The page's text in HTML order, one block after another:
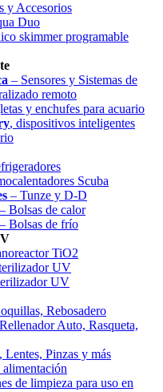
y Accesorios
Duo
skimmer programable
– Sensores y Sistemas de
remoto
y enchufes para acuario
, dispositivos inteligentes
Scuba
– Tunze y D-D
– Bolsas de calor
– Bolsas de frío
TiO2
UV
UV
Rebosadero
Auto, Rasqueta,
Lentes, Pinzas y más
de limpieza para uso en